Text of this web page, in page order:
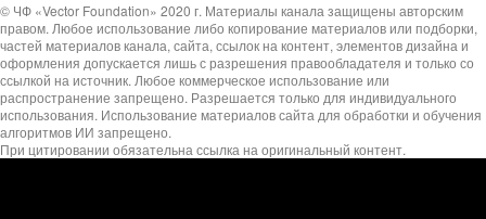
© ЧФ «Vector Foundation» 2020 г. Материалы канала защищены авторским
правом. Любое использование либо копирование материалов или подборки,
частей материалов канала, сайта, ссылок на контент, элементов дизайна и
оформления допускается лишь с разрешения правообладателя и только со
ссылкой на источник. Любое коммерческое использование или
распространение запрещено. Разрешается только для индивидуального
использования. Использование материалов сайта для обработки и обучения
алгоритмов ИИ запрещено.
При цитировании обязательна ссылка на оригинальный контент.